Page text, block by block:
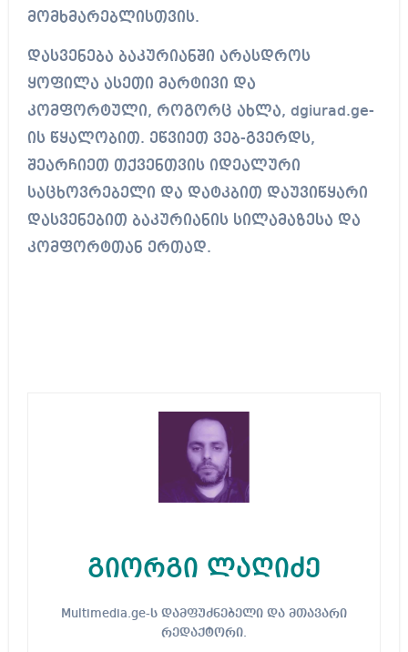
მომხმარებლისთვის.
დასვენება ბაკურიანში არასდროს
ყოფილა ასეთი მარტივი და
კომფორტული, როგორც ახლა, dgiurad.ge-
ის წყალობით. ეწვიეთ ვებ-გვერდს,
შეარჩიეთ თქვენთვის იდეალური
საცხოვრებელი და დატკბით დაუვიწყარი
დასვენებით ბაკურიანის სილამაზესა და
კომფორტთან ერთად.
გიორგი ლაღიძე
Multimedia.ge-ს დამფუძნებელი და მთავარი
რედაქტორი.